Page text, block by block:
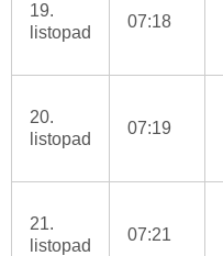
19.
listopad
07:18
20.
listopad
07:19
21.
listopad
07:21